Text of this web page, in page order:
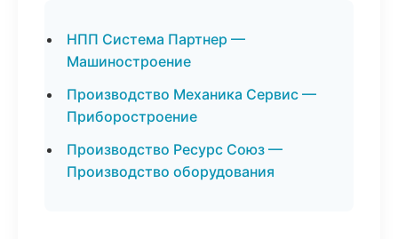
НПП Система Партнер —
Машиностроение
Производство Механика Сервис —
Приборостроение
Производство Ресурс Союз —
Производство оборудования